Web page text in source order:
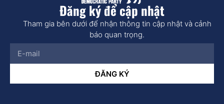
Đăng ký để cập nhật
Tham gia bên dưới để nhận thông tin cập nhật và cảnh
báo quan trọng.
ĐĂNG KÝ